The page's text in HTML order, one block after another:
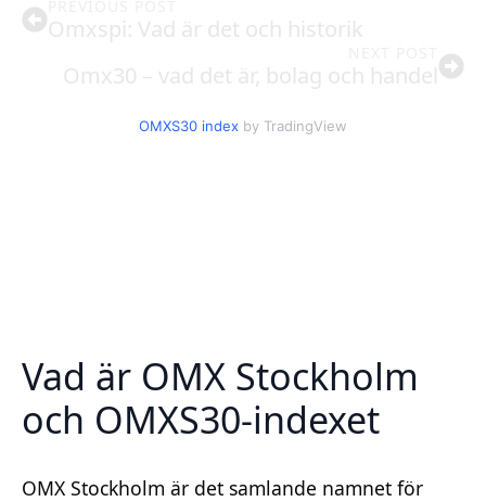
Omxspi: Vad är det och historik
Omx30 – vad det är, bolag och handel
OMXS30 index by TradingView
Vad är OMX Stockholm
och OMXS30-indexet
OMX Stockholm är det samlande namnet för